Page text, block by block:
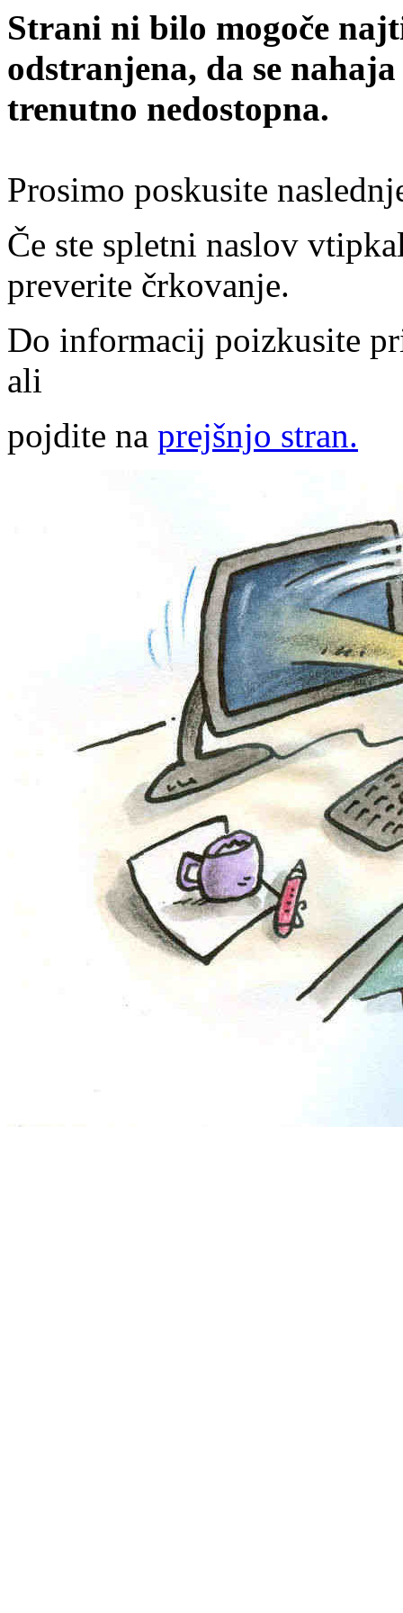
Strani ni bilo mogoče
odstranjena, da se
trenutno nedostopna.
Prosimo poskusite
Če ste spletni naslov
preverite črkovanje.
Do informacij poizkusite
ali
pojdite na prejšnjo stran.